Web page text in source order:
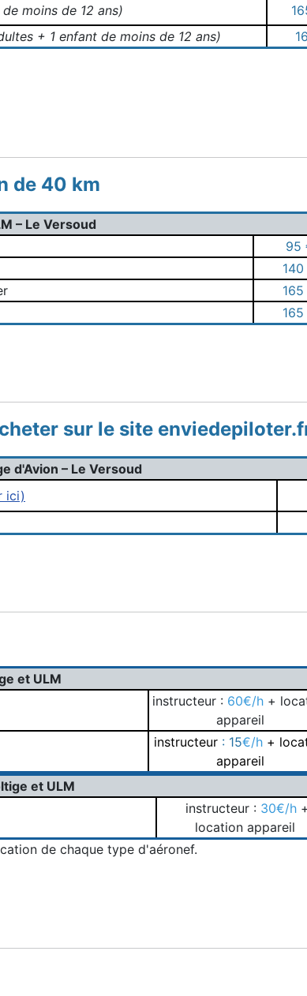
moins de 12 ans)
+ 1 enfant de moins de 12 ans)
de 40 km
– Le Versoud
95
sur le site
d'Avion – Le Versoud
ici)
et ULM
instructeur : 60€/h +
appareil
instructeur: 15€/h +
appareil
et ULM
instructeur : 30€/h+
location appareil
de chaque type d'aéronef.